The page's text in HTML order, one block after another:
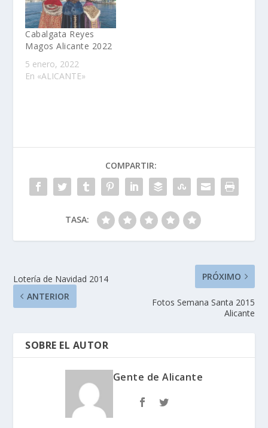
Cabalgata Reyes
Magos Alicante 2022
5 enero, 2022
En «ALICANTE»
COMPARTIR:
TASA:
Lotería de Navidad 2014
ANTERIOR
PRÓXIMO
Fotos Semana Santa 2015
Alicante
SOBRE EL AUTOR
Gente de Alicante